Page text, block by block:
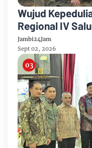
Wujud Kepedulian Sesama, PTPN IV
Regional IV
Pengobatan
Jambi24Jam
Sept 02, 2026